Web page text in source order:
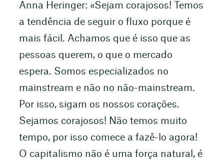
Anna Heringer: «Sejam corajosos! Temos
a tendência de seguir o fluxo porque é
mais fácil. Achamos que é isso que as
pessoas querem, o que o mercado
espera. Somos especializados no
mainstream e não no não-mainstream.
Por isso, sigam os nossos corações.
Sejamos corajosos! Não temos muito
tempo, por isso comece a fazê-lo agora!
O capitalismo não é uma força natural, é